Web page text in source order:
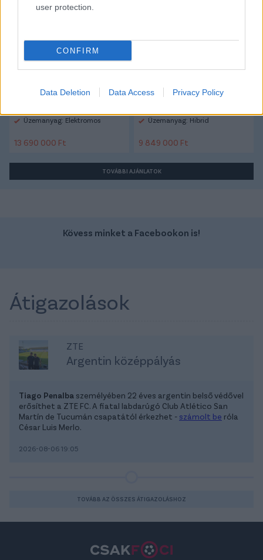
user protection.
CONFIRM
Data Deletion Data Access Privacy Policy
Üzemanyag: Elektromos
13 690 000 Ft
Üzemanyag: Hibrid
9 849 000 Ft
TOVÁBBI AJÁNLATOK
Kövess minket a Facebookon is!
Átigazolások
ZTE
Argentin középpályás
Tiago Penalba személyében 22 éves argentin belső védővel
erősíthet a ZTE FC. A fiatal labdarúgó Club Atlético San
Martín de Tucumán csapatától érkezhet - számolt be róla
César Luis Merlo.
2026-08-06 19:05
TOVÁBB AZ ÖSSZES ÁTIGAZOLÁSHOZ